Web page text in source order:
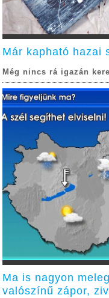
Már kapható hazai
Még nincs rá igazán
Ma is nagyon
valószínű zápor,